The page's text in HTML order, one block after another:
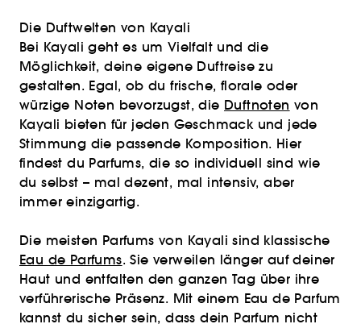
Die Duftwelten von Kayali
Bei Kayali geht es um Vielfalt und die
Möglichkeit, deine eigene Duftreise zu
gestalten. Egal, ob du frische, florale oder
würzige Noten bevorzugst, die Duftnoten von
Kayali bieten für jeden Geschmack und jede
Stimmung die passende Komposition. Hier
findest du Parfums, die so individuell sind wie
du selbst – mal dezent, mal intensiv, aber
immer einzigartig.
Die meisten Parfums von Kayali sind klassische
Eau de Parfums. Sie verweilen länger auf deiner
Haut und entfalten den ganzen Tag über ihre
verführerische Präsenz. Mit einem Eau de Parfum
kannst du sicher sein, dass dein Parfum nicht